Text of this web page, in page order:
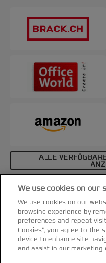
ALLE
Spezifikationen
We use cookies on our
We use cookies on our
browsing experience by
preferences and repeat
Cookies”, you agree to the
device to enhance site
and assist in our marketing